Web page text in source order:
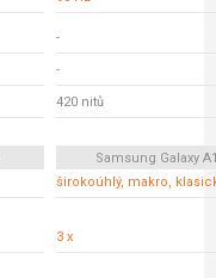
-
-
420 nitů
Samsung Galaxy
širokoúhlý, makro,
3 x